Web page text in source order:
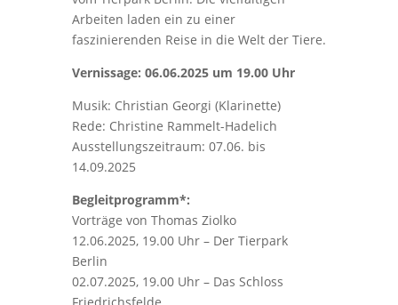
Arbeiten laden ein zu einer
faszinierenden Reise in die Welt der Tiere.
Vernissage: 06.06.2025 um 19.00 Uhr
Musik: Christian Georgi (Klarinette)
Rede: Christine Rammelt-Hadelich
Ausstellungszeitraum: 07.06. bis
14.09.2025
Begleitprogramm*:
Vorträge von Thomas Ziolko
12.06.2025, 19.00 Uhr – Der Tierpark
Berlin
02.07.2025, 19.00 Uhr – Das Schloss